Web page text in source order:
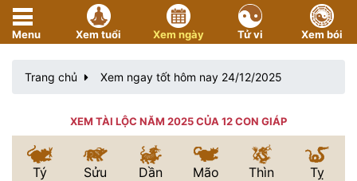
Menu Xem tuổi Xem ngày Tử vi Xem bói
Trang chủ Xem ngay tốt hôm nay 24/12/2025
XEM TÀI LỘC NĂM 2025 CỦA 12 CON GIÁP
Tý Sửu Dần Mão Thìn Tỵ